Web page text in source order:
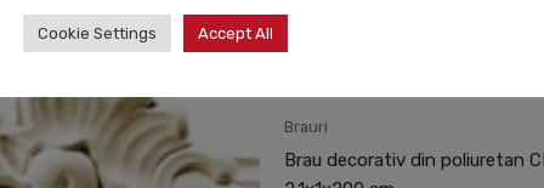
Brauri
Brau decorativ din poliuretan
Cookie Settings Accept All